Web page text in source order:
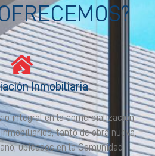
Inmobiliaria
integral en la comercialización
tanto de obra nueva,
ubicados en la Comunidad